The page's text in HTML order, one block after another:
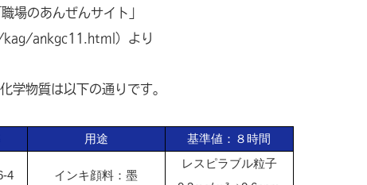
のあんぜんサイト」
ankgc11.html）より
学物質は以下の通りです。
用途 基準値：８時間
4 インキ顔料：墨
レスピラブル粒子